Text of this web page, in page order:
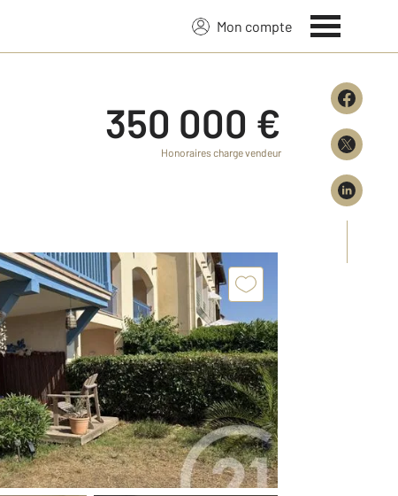
Mon compte
350 000 €
Honoraires charge vendeur